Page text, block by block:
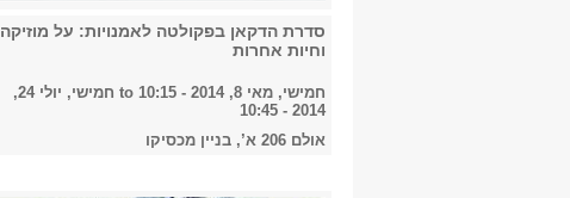
סדרת הדקאן בפקולטה לאמנויות: על מוזיקה
וחיות אחרות
חמישי, מאי 8, 2014 - 10:15
חמישי, יולי 24,
2014 - 10:45
אולם 206 א’, בניין מכסיקו